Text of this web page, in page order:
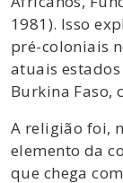
1981). Isso
pré-coloniais
atuais
Burkina Faso,
A religião foi,
elemento da
que chega